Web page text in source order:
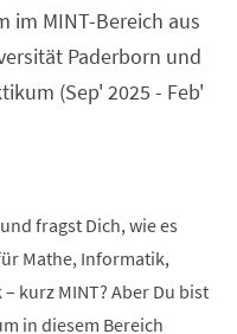
im MINT-Bereich aus
Paderborn und
(Sep' 2025 - Feb'
fragst Dich, wie es
Mathe, Informatik,
kurz MINT? Aber Du bist
in diesem Bereich